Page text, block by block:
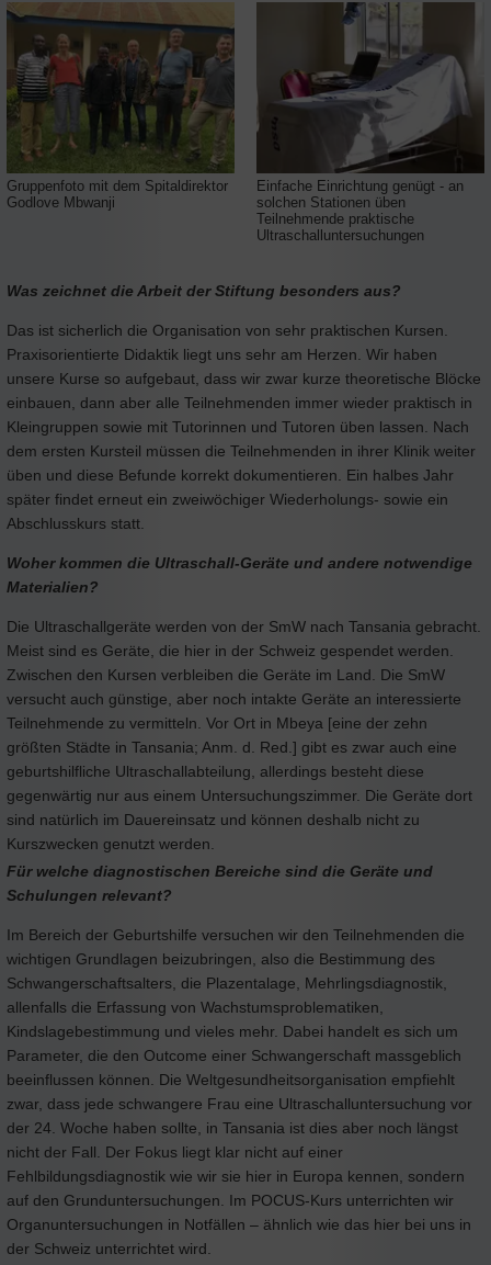
Gruppenfoto mit dem Spitaldirektor
Godlove Mbwanji
Einfache Einrichtung genügt - an
solchen Stationen üben
Teilnehmende praktische
Ultraschalluntersuchungen
Was zeichnet die Arbeit der Stiftung besonders aus?
Das ist sicherlich die Organisation von sehr praktischen Kursen.
Praxisorientierte Didaktik liegt uns sehr am Herzen. Wir haben
unsere Kurse so aufgebaut, dass wir zwar kurze theoretische Blöcke
einbauen, dann aber alle Teilnehmenden immer wieder praktisch in
Kleingruppen sowie mit Tutorinnen und Tutoren üben lassen. Nach
dem ersten Kursteil müssen die Teilnehmenden in ihrer Klinik weiter
üben und diese Befunde korrekt dokumentieren. Ein halbes Jahr
später findet erneut ein zweiwöchiger Wiederholungs- sowie ein
Abschlusskurs statt.
Woher kommen die Ultraschall-Geräte und andere notwendige
Materialien?
Die Ultraschallgeräte werden von der SmW nach Tansania gebracht.
Meist sind es Geräte, die hier in der Schweiz gespendet werden.
Zwischen den Kursen verbleiben die Geräte im Land. Die SmW
versucht auch günstige, aber noch intakte Geräte an interessierte
Teilnehmende zu vermitteln. Vor Ort in Mbeya [eine der zehn
größten Städte in Tansania; Anm. d. Red.] gibt es zwar auch eine
geburtshilfliche Ultraschallabteilung, allerdings besteht diese
gegenwärtig nur aus einem Untersuchungszimmer. Die Geräte dort
sind natürlich im Dauereinsatz und können deshalb nicht zu
Kurszwecken genutzt werden.
Für welche diagnostischen Bereiche sind die Geräte und
Schulungen relevant?
Im Bereich der Geburtshilfe versuchen wir den Teilnehmenden die
wichtigen Grundlagen beizubringen, also die Bestimmung des
Schwangerschaftsalters, die Plazentalage, Mehrlingsdiagnostik,
allenfalls die Erfassung von Wachstumsproblematiken,
Kindslagebestimmung und vieles mehr. Dabei handelt es sich um
Parameter, die den Outcome einer Schwangerschaft massgeblich
beeinflussen können. Die Weltgesundheitsorganisation empfiehlt
zwar, dass jede schwangere Frau eine Ultraschalluntersuchung vor
der 24. Woche haben sollte, in Tansania ist dies aber noch längst
nicht der Fall. Der Fokus liegt klar nicht auf einer
Fehlbildungsdiagnostik wie wir sie hier in Europa kennen, sondern
auf den Grunduntersuchungen. Im POCUS-Kurs unterrichten wir
Organuntersuchungen in Notfällen – ähnlich wie das hier bei uns in
der Schweiz unterrichtet wird.